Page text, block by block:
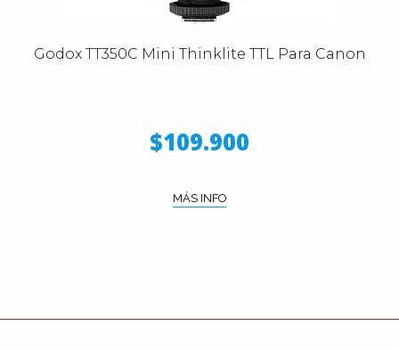
Godox TT350C Mini Thinklite TTL Para Canon
$109.900
MÁS INFO